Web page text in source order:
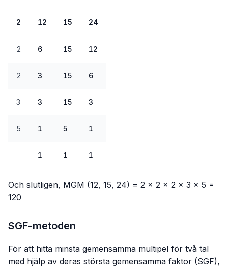
2 12 15 24
2 6 15 12
2 3 15 6
3 3 15 3
5 1 5 1
1 1 1
Och slutligen, MGM (12, 15, 24) = 2 × 2 × 2 × 3 × 5 =
120
SGF-metoden
För att hitta minsta gemensamma multipel för två tal
med hjälp av deras största gemensamma faktor (SGF),